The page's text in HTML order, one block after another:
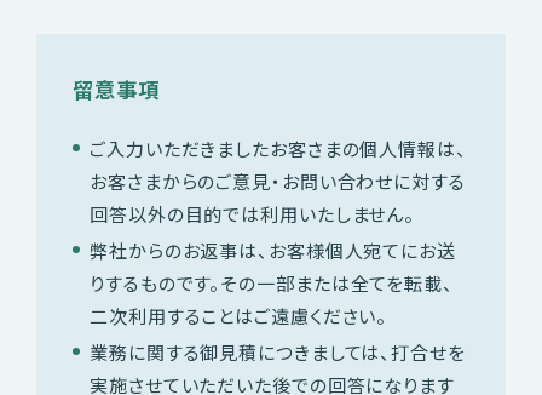
留意事項
ご入力いただきましたお客さまの個人情報は、
お客さまからのご意見・お問い合わせに対する
回答以外の目的では利用いたしません。
弊社からのお返事は、お客様個人宛てにお送
りするものです。その一部または全てを転載、
二次利用することはご遠慮ください。
業務に関する御見積につきましては、打合せを
実施させていただいた後での回答になります